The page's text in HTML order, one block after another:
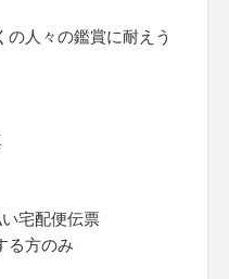
人々の鑑賞に耐えう
宅配便伝票
る方のみ